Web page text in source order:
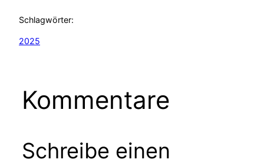
Schlagwörter:
2025
Kommentare
Schreibe einen